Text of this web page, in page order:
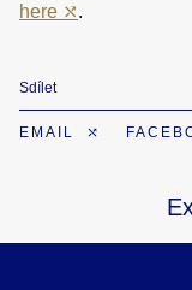
here
.
Sdílet
EMAIL